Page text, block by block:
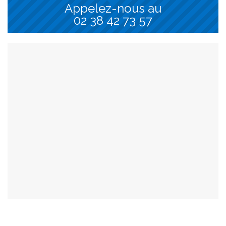
Appelez-nous au
02 38 42 73 57